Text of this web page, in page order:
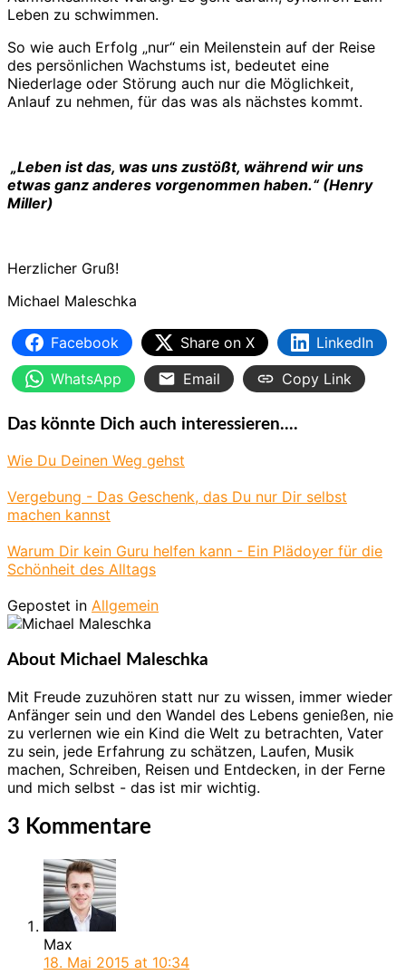
Leben zu schwimmen.
So wie auch Erfolg „nur“ ein Meilenstein auf der Reise
des persönlichen Wachstums ist, bedeutet eine
Niederlage oder Störung auch nur die Möglichkeit,
Anlauf zu nehmen, für das was als nächstes kommt.
„Leben ist das, was uns zustößt, während wir uns
etwas ganz anderes vorgenommen haben.“ (Henry
Miller)
Herzlicher Gruß!
Michael Maleschka
Facebook Share on X
LinkedIn
WhatsApp
Email Copy Link
Das könnte Dich auch interessieren....
Wie Du Deinen Weg gehst
Vergebung - Das Geschenk, das Du nur Dir selbst
machen kannst
Warum Dir kein Guru helfen kann - Ein Plädoyer für die
Schönheit des Alltags
Gepostet in Allgemein
About Michael Maleschka
Mit Freude zuzuhören statt nur zu wissen, immer wieder
Anfänger sein und den Wandel des Lebens genießen, nie
zu verlernen wie ein Kind die Welt zu betrachten, Vater
zu sein, jede Erfahrung zu schätzen, Laufen, Musik
machen, Schreiben, Reisen und Entdecken, in der Ferne
und mich selbst - das ist mir wichtig.
3 Kommentare
Max
18. Mai 2015 at 10:34